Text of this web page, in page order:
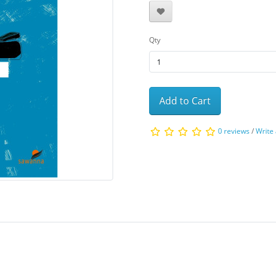
Qty
Add to Cart
0 reviews/Write